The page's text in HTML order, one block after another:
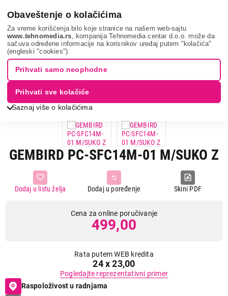
Obaveštenje o kolačićima
Za vreme korišćenja bilo koje stranice na našem web-sajtu
www.tehnomedia.rs , kompanija Tehnomedia centar d.o.o. može da
sačuva određene informacije na korisnikov uređaj putem "kolačića"
(engleski "cookies").
Saznaj više o kolačićima
Prihvati samo neophodne
Prihvati sve kolačiće
It & gaming Kablovi i adapteri
Adapteri i konverteri
Gembird pc-sfc1...
GEMBIRD PC-SFC14M-01 M/SUKO Z
Skini PDF
Dodaj u poređenje
Dodaj u listu želja
Cena za online poručivanje
499,00
Rata putem WEB kredita
24 x 23,00
Pogledajte reprezentativni primer
Raspoloživost u radnjama